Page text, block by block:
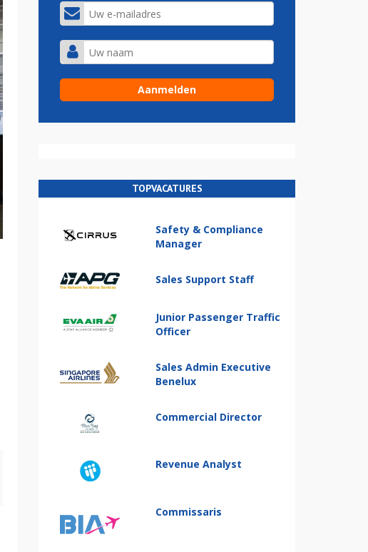
TOPVACATURES
Safety & Compliance
Manager
Sales Support Staff
Junior Passenger Traffic
Officer
Sales Admin Executive
Benelux
Commercial Director
Revenue Analyst
Commissaris